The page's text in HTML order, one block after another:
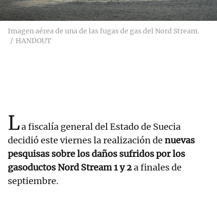
Imagen aérea de una de las fugas de gas del Nord Stream.
HANDOUT
La fiscalía general del Estado de Suecia
decidió este viernes la realización de nuevas
pesquisas sobre los daños sufridos por los
gasoductos Nord Stream 1 y 2a finales de
septiembre.